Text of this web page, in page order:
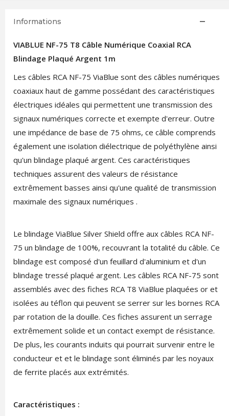
Informations
VIABLUE NF-75 T8 Câble Numérique Coaxial RCA
Blindage Plaqué Argent 1m
Les câbles RCA NF-75 ViaBlue sont des câbles numériques
coaxiaux haut de gamme possédant des caractéristiques
électriques idéales qui permettent une transmission des
signaux numériques correcte et exempte d'erreur. Outre
une impédance de base de 75 ohms, ce câble comprends
également une isolation diélectrique de polyéthylène ainsi
qu'un blindage plaqué argent. Ces caractéristiques
techniques assurent des valeurs de résistance
extrêmement basses ainsi qu'une qualité de transmission
maximale des signaux numériques .
Le blindage ViaBlue Silver Shield offre aux câbles RCA NF-
75 un blindage de 100%, recouvrant la totalité du câble. Ce
blindage est composé d'un feuillard d'aluminium et d'un
blindage tressé plaqué argent. Les câbles RCA NF-75 sont
assemblés avec des fiches RCA T8 ViaBlue plaquées or et
isolées au téflon qui peuvent se serrer sur les bornes RCA
par rotation de la douille. Ces fiches assurent un serrage
extrêmement solide et un contact exempt de résistance.
De plus, les courants induits qui pourrait survenir entre le
conducteur et et le blindage sont éliminés par les noyaux
de ferrite placés aux extrémités.
Caractéristiques :